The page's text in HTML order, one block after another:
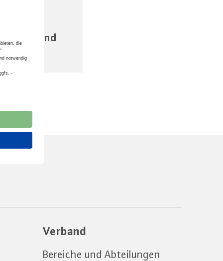
und
Verband
Bereiche und Abteilungen